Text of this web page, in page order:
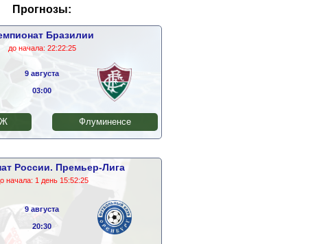
Прогнозы:
Бразилии
до начала: 22:22:24
9 августа
03:00
Флуминенсе
России. Премьер-Лига
начала: 1 день 15:52:24
9 августа
20:30